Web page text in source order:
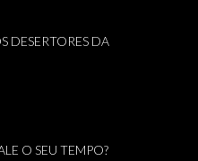
DESERTORES DA
O SEU TEMPO?